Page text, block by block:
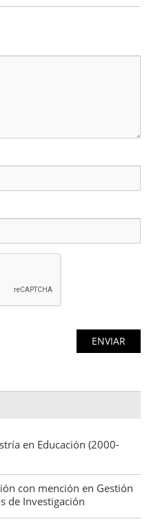
en Educación (2000-
con mención en Gestión
de Investigación